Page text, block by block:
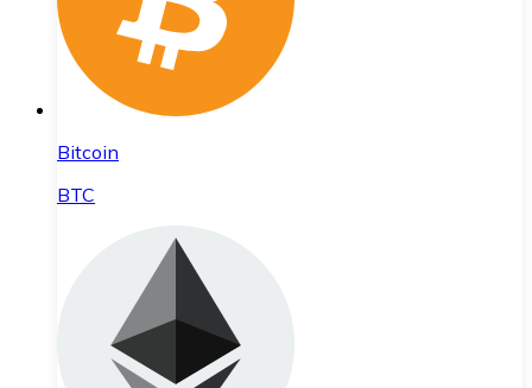
Bitcoin
BTC